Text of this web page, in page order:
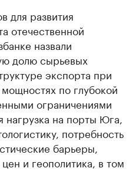
для развития
отечественной
назвали
долю сырьевых
экспорта при
по глубокой
ограничениями
нагрузка на порты Юга,
потребность
барьеры,
и геополитика, в том